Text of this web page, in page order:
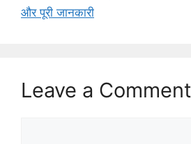
और पूरी जानकारी
Leave a Comment